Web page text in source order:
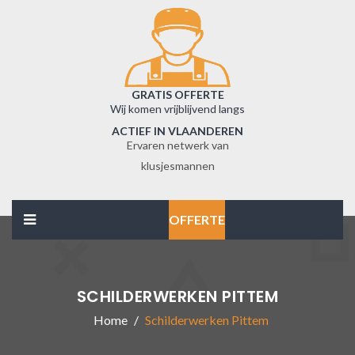
GRATIS OFFERTE
Wij komen vrijblijvend langs
ACTIEF IN VLAANDEREN
Ervaren netwerk van
klusjesmannen
OFFERTE
SCHILDERWERKEN PITTEM
Home Schilderwerken Pittem